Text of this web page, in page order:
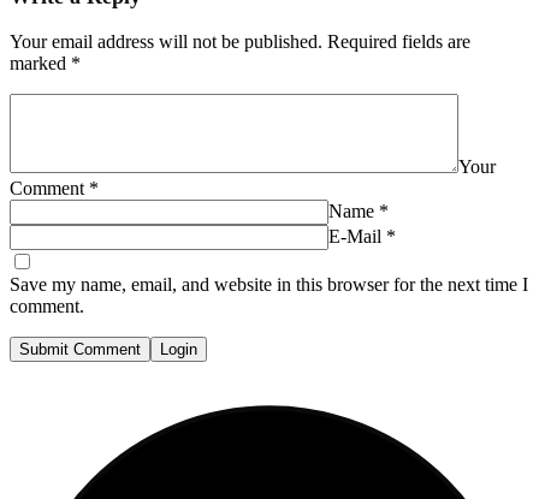
Your email address will not be published. Required fields are
marked *
Your
Comment*
Name *
E-Mail *
Save my name, email, and website in this browser for the next time I
comment.
Submit Comment Login